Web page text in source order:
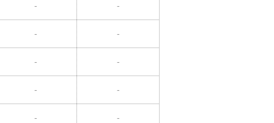
- -
- -
- -
- -
- -